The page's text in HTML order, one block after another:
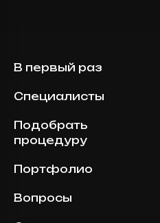
В первый раз
Специалисты
Подобрать
процедуру
Портфолио
Вопросы